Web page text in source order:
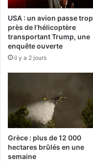
USA : un avion passe trop
près de l’hélicoptère
transportant Trump, une
enquête ouverte
il y a 2 jours
Grèce : plus de 12 000
hectares brûlés en une
semaine